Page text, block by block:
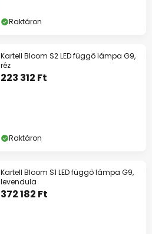
Raktáron
Kartell Bloom S2 LED függő lámpa G9,
réz
223 312 Ft
Raktáron
Kartell Bloom S1 LED függő lámpa G9,
levendula
372 182 Ft